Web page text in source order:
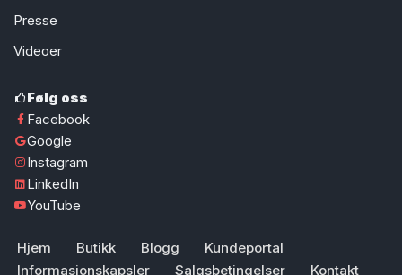
Presse
Videoer
Følg oss
Facebook
Google
Instagram
LinkedIn
YouTube
Hjem Butikk Blogg
Kundeportal
Informasjonskapsler
Salgsbetingelser Kontakt